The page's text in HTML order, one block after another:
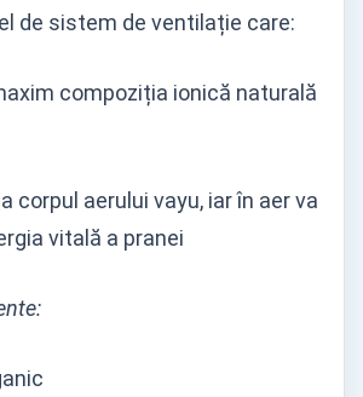
de sistem de ventilație care:
compoziția ionică naturală
corpul aerului vayu, iar în aer va
vitală a pranei